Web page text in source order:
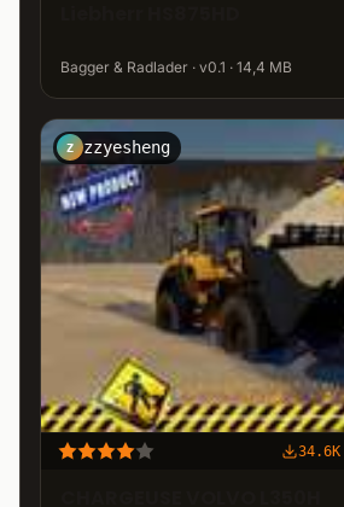
Bagger & Radlader · v0.1 · 14,4 MB
Z zzyesheng
34.6K